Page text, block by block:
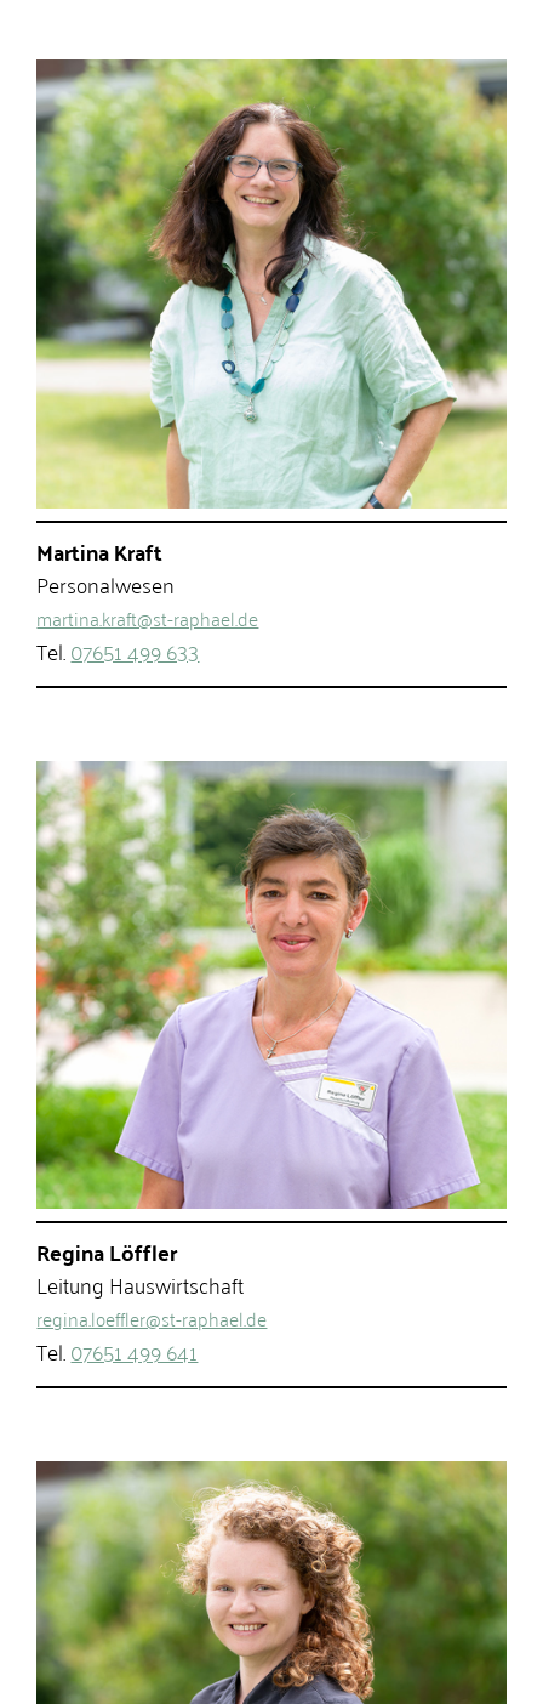
Martina Kraft
Personalwesen
martina.kraft@st-raphael.de
Tel.07651 499 633
Regina Löffler
Leitung Hauswirtschaft
regina.loeffler@st-raphael.de
Tel.07651 499 641